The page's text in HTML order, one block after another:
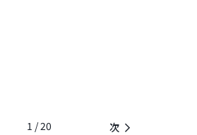
1 / 20
次